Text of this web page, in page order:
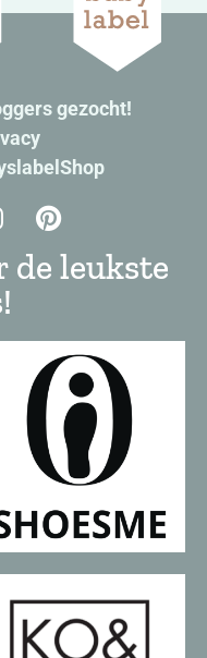
gezocht!
de leukste